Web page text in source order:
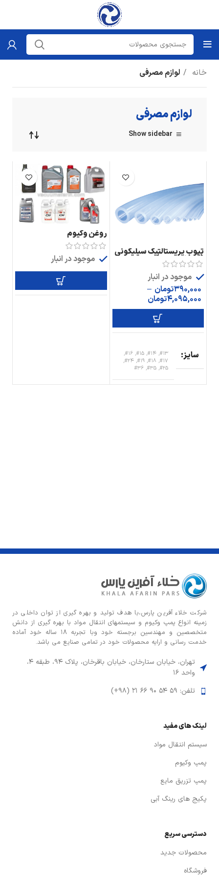
خانه لوازم مصرفی
لوازم مصرفی
Show sidebar
تیوب پریستالتیک سیلیکونی
(فروش متری)
موجود در انبار
390,000تومان –
4,095,000تومان
سایز
#13, #14, #15, #16,
#17, #18, #19, #24,
#25, #35, #36
روغن وکیوم
موجود در انبار
شركت خلاء آفرین پارس،با هدف توليد و بهره گيری از توان داخلی در
زمينه انواع پمپ وكيوم و سیستمهای انتقال مواد با بهره گيری از دانش
متخصصين و مهندسين برجسته خود وبا تجربه ۱۸ ساله خود آماده
خدمت رسانی و ارایه محصولات خود در تمامی صنایع می باشد.
تهران، خیابان ستارخان، خیابان باقرخان، پلاک ۹۴، طبقه ۴،
واحد ۱۶
تلفن: ۵۹ ۵۴ ۹۰ ۶۶ ۲۱ (۹۸+)
لینک های مفید
سیستم انتقال مواد
پمپ وکیوم
پمپ تزریق مایع
پکیج های رینگ آبی
دسترسی سریع
محصولات جدید
فروشگاه